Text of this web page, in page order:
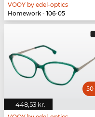
VOOY by edel-optics
Homework - 106-05
448,53 kr.
50